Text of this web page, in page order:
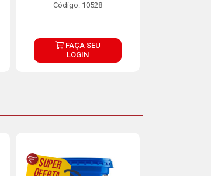
Código: 10528
FAÇA SEU
LOGIN